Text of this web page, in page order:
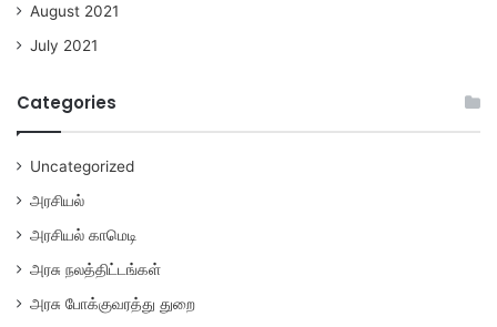
August 2021
July 2021
Categories
Uncategorized
அரசியல்
அரசியல் காமெடி
அரசு நலத்திட்டங்கள்
அரசு போக்குவரத்து துறை